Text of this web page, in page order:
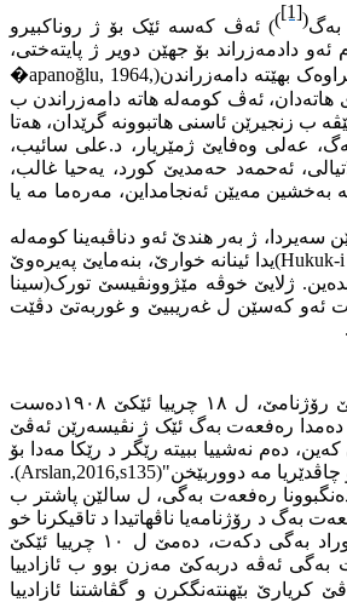
)
[1]
)
(ئەڤ کەسە ئێک بۆ ژ روناکبیرو
دادمەزراند بۆ جهێن دویر ژ پایتەختی،
بهێتە دامەزراندن(�apanoğlu, 1964,
هاتەدان، ئەڤ کومەلە هاتە دامەزراندن ب
زنجیرێن ئاسنی هاتبوونە گرێدان، هەتا
عەلی وەفایێ ژمێریار، د.علی سائیب،
ئەحمەد حەمدیێ کورد، یەحیا غالب،
مەیێن ئەنجامداین، مەرەما مە یا
سەیردا، ژ بەر هندێ ئەو دناڤبەینا کومەلە
Hukuk-i)یدا ئینانە خوارێ، بنەمایێ په‌یره‌وێ
ژلایێ خوڤە مێژوونڤیسێ تورک(سینا
ئەو کەسێن ل غەریبیێ و غوربەتێ دڤێت
.
رۆژناما( حقوق عمومیە گازەتەسی) نەجیب نادر بەگ بوو، پشتی ئەڤی کەسی مەولانازادە رەفعەت بەگ دبیتە بەرپرسێ ئێکێ یێ رۆژنامێ، ل ١٨ چرییا ئێکێ ١٩٠٨دەست
رەفعەت بەگ ئێک ژ نڤیسەرێن ئەڤێ
دەم نەشییا ببیتە رێگر د رێکا مەدا بۆ
مە دووربێخن"(
Arslan,2016,s135
).
رەفعەت بەگی، ل سالێن پاشتر ب
خودا رەفعەت بەگ د رۆژنامه‌یا ناڤهاتیدا د تاقیکرنا خو
) موراد بەگی دکەت، دەمێ ل ١٠ چرییا ئێکێ
بەگی ئەڤە دربەکێ مەزن بوو ب ئازادییا
بێهنتەنگکرن و گڤاشتنا ئازادییا